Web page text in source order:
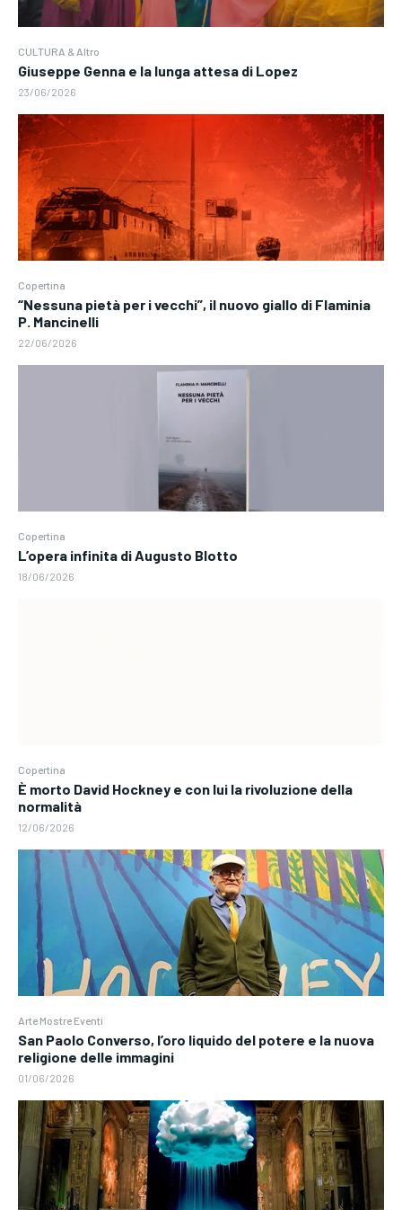
CULTURA & Altro
Giuseppe Genna e la lunga attesa di Lopez
23/06/2026
Copertina
“Nessuna pietà per i vecchi”, il nuovo giallo di Flaminia
P. Mancinelli
22/06/2026
Copertina
L’opera infinita di Augusto Blotto
18/06/2026
Copertina
È morto David Hockney e con lui la rivoluzione della
normalità
12/06/2026
Arte Mostre Eventi
San Paolo Converso, l’oro liquido del potere e la nuova
religione delle immagini
01/06/2026